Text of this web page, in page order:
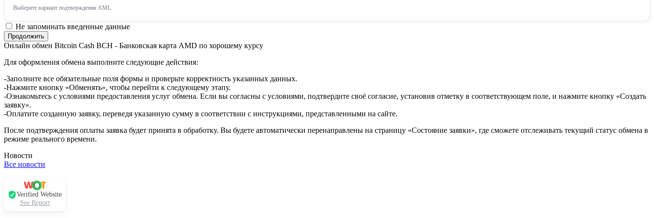
Выберите вариант подтверждения AML.
Не запоминать введенные данные
Онлайн обмен Bitcoin Cash BCH - Банковская карта AMD по хорошему курсу
Для оформления обмена выполните следующие действия:
-Заполните все обязательные поля формы и проверьте корректность указанных данных.
-Нажмите кнопку «Обменять», чтобы перейти к следующему этапу.
-Ознакомьтесь с условиями предоставления услуг обмена. Если вы согласны с условиями, подтвердите своё согласие, установив отметку в соответствующем поле, и нажмите кнопку «Создать
заявку».
-Оплатите созданную заявку, переведя указанную сумму в соответствии с инструкциями, представленными на сайте.
После подтверждения оплаты заявка будет принята в обработку. Вы будете автоматически перенаправлены на страницу «Состояние заявки», где сможете отслеживать текущий статус обмена в
режиме реального времени.
Новости
Все новости
Verified Website
See Report